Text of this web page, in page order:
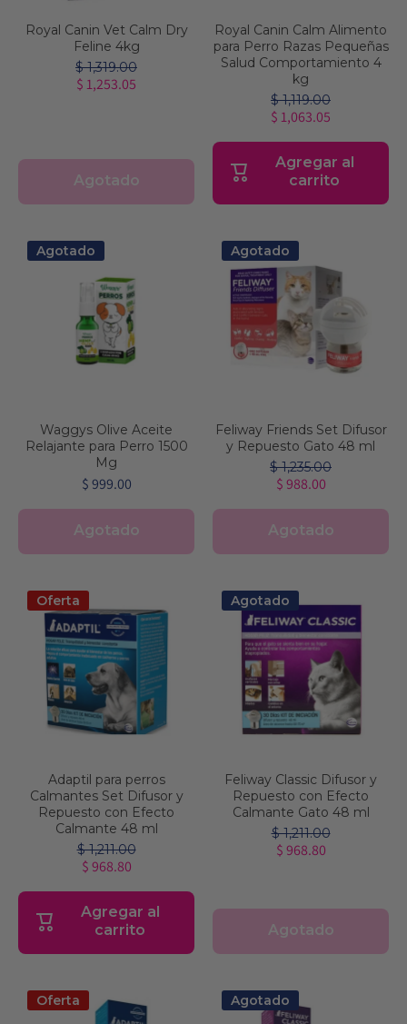
Royal Canin Vet Calm Dry
Feline 4kg
$ 1,319.00
$ 1,253.05
Agotado
Royal Canin Calm Alimento
para Perro Razas Pequeñas
Salud Comportamiento 4
kg
$ 1,119.00
$ 1,063.05
Agregar al
carrito
Agotado
Waggys Olive Aceite
Relajante para Perro 1500
Mg
$ 999.00
Agotado
Agotado
Feliway Friends Set Difusor
y Repuesto Gato 48 ml
$ 1,235.00
$ 988.00
Agotado
Oferta
Adaptil para perros
Calmantes Set Difusor y
Repuesto con Efecto
Calmante 48 ml
$ 1,211.00
$ 968.80
Agregar al
carrito
Agotado
Feliway Classic Difusor y
Repuesto con Efecto
Calmante Gato 48 ml
$ 1,211.00
$ 968.80
Agotado
Oferta Agotado